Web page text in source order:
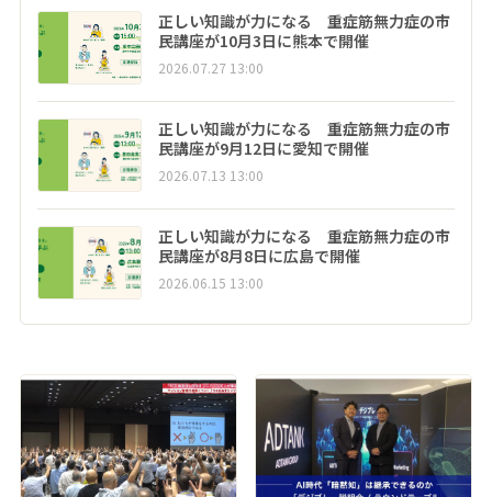
正しい知識が力になる 重症筋無力症の市
民講座が10月3日に熊本で開催
2026.07.27 13:00
正しい知識が力になる 重症筋無力症の市
民講座が9月12日に愛知で開催
2026.07.13 13:00
正しい知識が力になる 重症筋無力症の市
民講座が8月8日に広島で開催
2026.06.15 13:00